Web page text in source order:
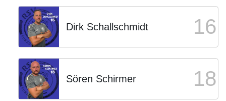
Dirk Schallschmidt 16
Sören Schirmer 18